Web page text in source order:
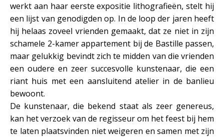
werkt aan haar eerste expositie lithografieën, stelt hij
een lijst van genodigden op. In de loop der jaren heeft
hij helaas zoveel vrienden gemaakt, dat ze niet in zijn
schamele 2-kamer appartement bij de Bastille passen,
maar gelukkig bevindt zich te midden van die vrienden
een oudere en zeer succesvolle kunstenaar, die een
riant huis met een aansluitend atelier in de banlieu
bewoont.
De kunstenaar, die bekend staat als zeer genereus,
kan het verzoek van de regisseur om het feest bij hem
te laten plaatsvinden niet weigeren en samen met zijn